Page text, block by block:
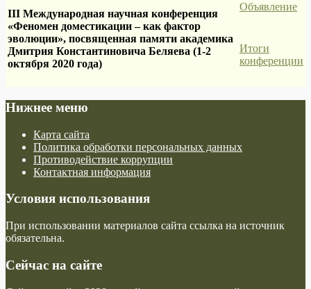
III Международная научная конференция
«Феномен доместикации – как фактор
эволюции», посвященная памяти академика
Дмитрия Константиновича Беляева (1-2
октября 2020 года)
Объявление
Итоги
конференции
Нижнее меню
Карта сайта
Политика обработки персональных данных
Противодействие коррупции
Контактная информация
Условия использования
При использовании материалов сайта ссылка на источник
обязательна.
Сейчас на сайте